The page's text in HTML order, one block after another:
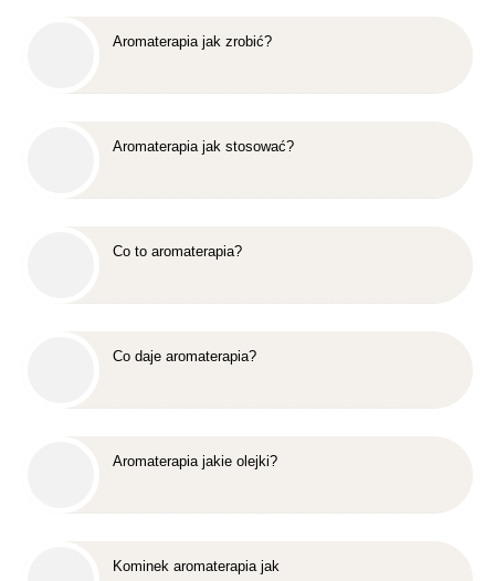
Aromaterapia jak zrobić?
Aromaterapia jak stosować?
Co to aromaterapia?
Co daje aromaterapia?
Aromaterapia jakie olejki?
Kominek aromaterapia jak